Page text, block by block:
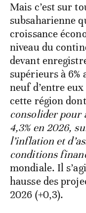
Mais c’est sur
subsaharienne
croissance
niveau du
devant
supérieurs à 6%
neuf d’entre
cette région
consolider pour
4,3% en 2026,
l’inflation et
conditions
mondiale. Il
hausse des
2026 (+0,3).